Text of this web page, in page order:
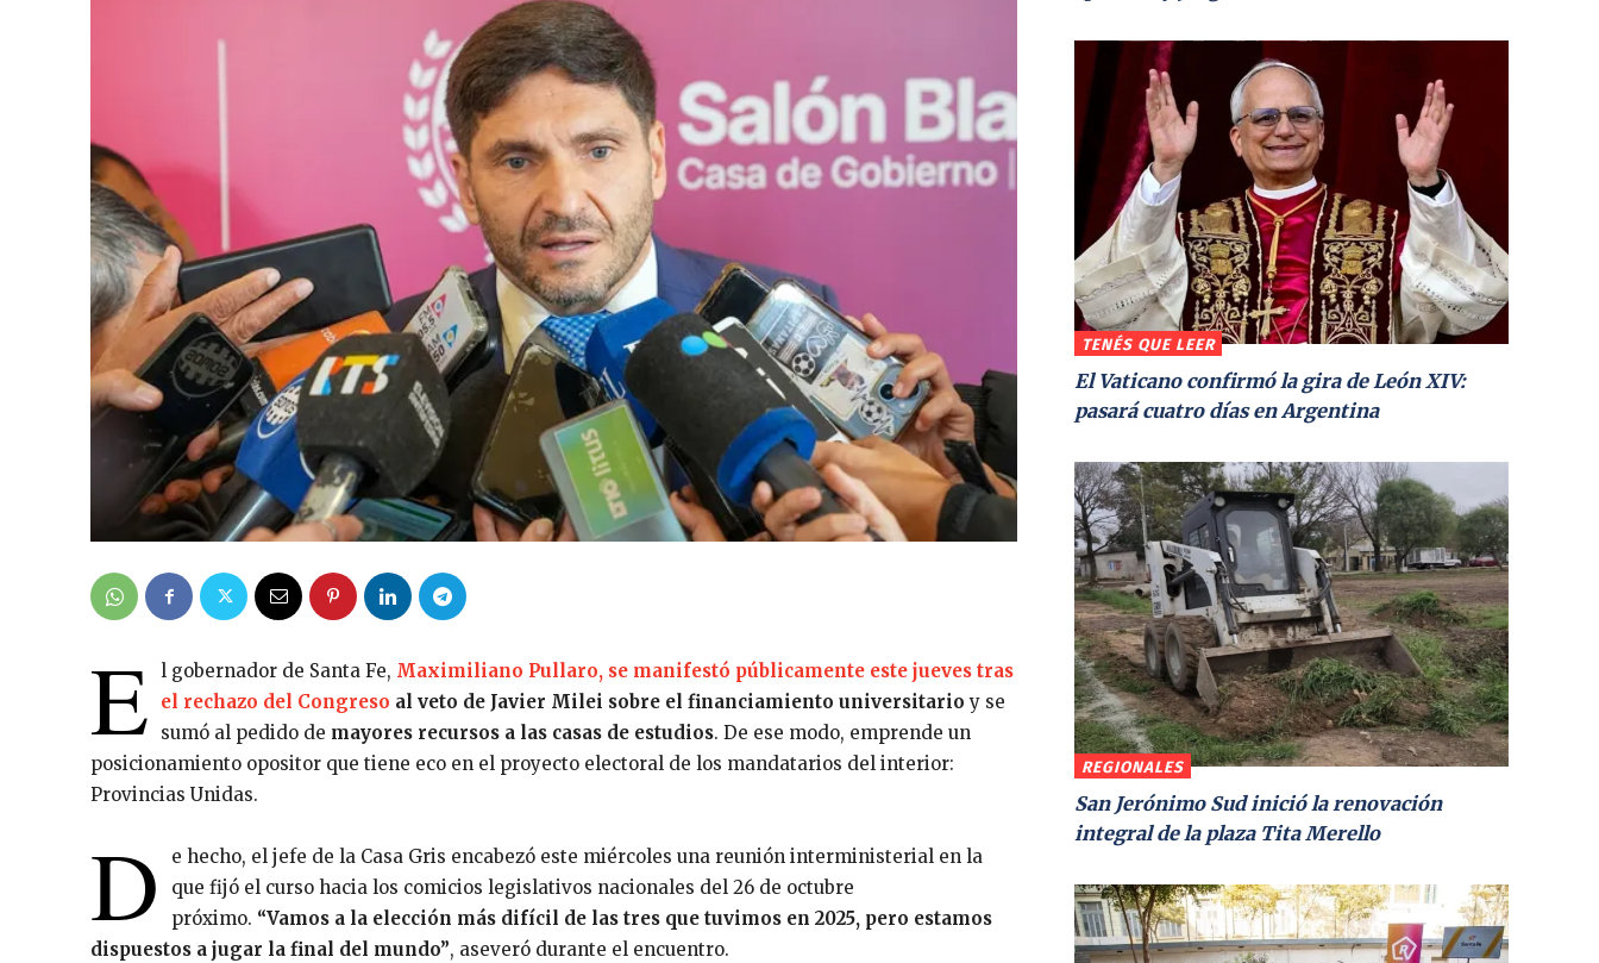
E l gobernador de Santa Fe, Maximiliano Pullaro, se manifestó públicamente este jueves tras
el rechazo del Congreso al veto de Javier Milei sobre el financiamiento universitario y se
sumó al pedido de mayores recursos a las casas de estudios. De ese modo, emprende un
posicionamiento opositor que tiene eco en el proyecto electoral de los mandatarios del interior:
Provincias Unidas.
D
e hecho, el jefe de la Casa Gris encabezó este miércoles una reunión interministerial en la
que fijó el curso hacia los comicios legislativos nacionales del 26 de octubre
próximo. “Vamos a la elección más difícil de las tres que tuvimos en 2025, pero estamos
dispuestos a jugar la final del mundo”, aseveró durante el encuentro.
TENÉS QUE LEER
El Vaticano confirmó la gira de León XIV:
pasará cuatro días en Argentina
REGIONALES
San Jerónimo Sud inició la renovación
integral de la plaza Tita Merello